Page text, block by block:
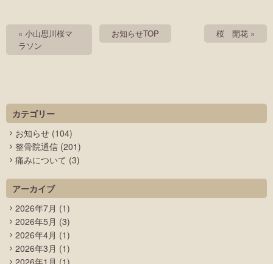
« 小山思川桜マ
ラソン
桜 開花 »
お知らせTOP
カテゴリー
お知らせ (104)
整骨院通信 (201)
痛みについて (3)
アーカイブ
2026年7月 (1)
2026年5月 (3)
2026年4月 (1)
2026年3月 (1)
2026年1月 (1)